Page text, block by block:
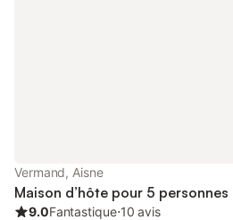
Vermand, Aisne
Maison d’hôte pour 5 personnes
9.0Fantastique⋅10 avis